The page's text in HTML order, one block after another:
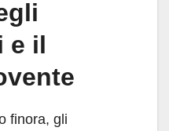
e il
finora, gli